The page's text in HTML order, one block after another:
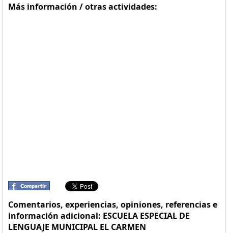
Más información / otras actividades:
Comentarios, experiencias, opiniones, referencias e
información adicional: ESCUELA ESPECIAL DE
LENGUAJE MUNICIPAL EL CARMEN